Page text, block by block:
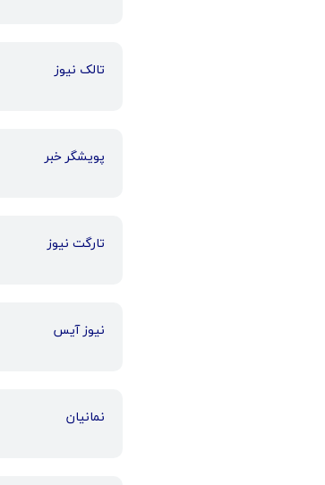
تالک نیوز
پویشگر خبر
تارگت نیوز
نیوز آیس
نمانیان